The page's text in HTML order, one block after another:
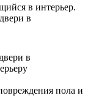
в интерьер.
в
в
пола и